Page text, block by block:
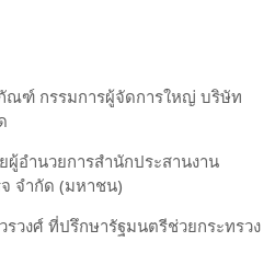
ณฑ์ กรรมการผู้จัดการใหญ่ บริษัท
อำนวยการสํานักประสานงาน
จำกัด (มหาชน)
วงศ์ ที่ปรึกษารัฐมนตรีช่วยกระทรวง